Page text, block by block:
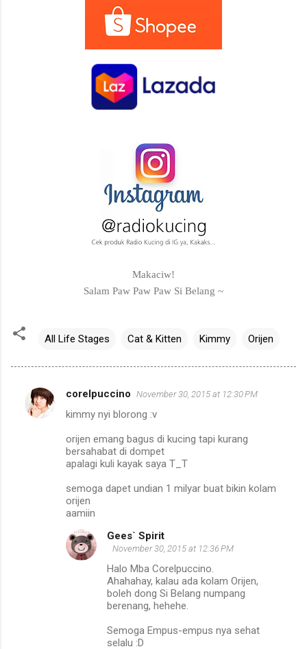
Makaciw!
Salam Paw Paw Paw Si Belang ~
All Life Stages Cat & Kitten Kimmy Orijen
C
o
corelpuccino November 30, 2015 at 12:30 PM
kimmy nyi blorong :v
orijen emang bagus di kucing tapi kurang
bersahabat di dompet
apalagi kuli kayak saya T_T
semoga dapet undian 1 milyar buat bikin kolam
orijen
aamiin
Gees` Spirit
November 30, 2015 at 12:36 PM
Halo Mba Corelpuccino.
Ahahahay, kalau ada kolam Orijen,
boleh dong Si Belang numpang
berenang, hehehe.
Semoga Empus-empus nya sehat
selalu :D